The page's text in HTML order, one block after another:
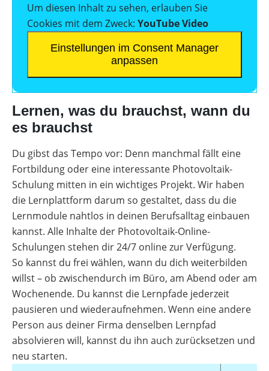
Um diesen Inhalt zu sehen, erlauben Sie
Cookies mit dem Zweck: YouTube Video
Einstellungen im Consent Manager
anpassen
Lernen, was du brauchst, wann du
es brauchst
Du gibst das Tempo vor: Denn manchmal fällt eine
Fortbildung oder eine interessante Photovoltaik-
Schulung mitten in ein wichtiges Projekt. Wir haben
die Lernplattform darum so gestaltet, dass du die
Lernmodule nahtlos in deinen Berufsalltag einbauen
kannst. Alle Inhalte der Photovoltaik-Online-
Schulungen stehen dir 24/7 online zur Verfügung.
So kannst du frei wählen, wann du dich weiterbilden
willst – ob zwischendurch im Büro, am Abend oder am
Wochenende. Du kannst die Lernpfade jederzeit
pausieren und wiederaufnehmen. Wenn eine andere
Person aus deiner Firma denselben Lernpfad
absolvieren will, kannst du ihn auch zurücksetzen und
neu starten.